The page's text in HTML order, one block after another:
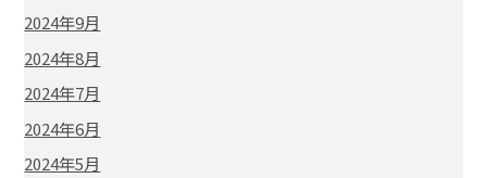
2024年9月
2024年8月
2024年7月
2024年6月
2024年5月